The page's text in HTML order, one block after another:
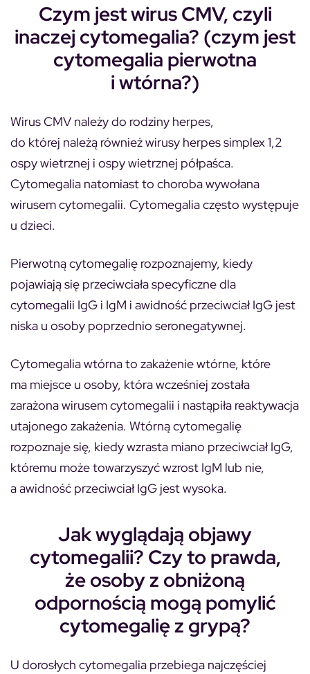
Czym jest wirus CMV, czyli
inaczej cytomegalia? (czym jest
cytomegalia pierwotna
i wtórna?)
Wirus CMV należy do rodziny herpes,
do której należą również wirusy herpes simplex 1,2
ospy wietrznej i ospy wietrznej półpaśca.
Cytomegalia natomiast to choroba wywołana
wirusem cytomegalii. Cytomegalia często występuje
u dzieci.
Pierwotną cytomegalię rozpoznajemy, kiedy
pojawiają się przeciwciała specyficzne dla
cytomegalii IgG i IgM i awidność przeciwciał IgG jest
niska u osoby poprzednio seronegatywnej.
Cytomegalia wtórna to zakażenie wtórne, które
ma miejsce u osoby, która wcześniej została
zarażona wirusem cytomegalii i nastąpiła reaktywacja
utajonego zakażenia. Wtórną cytomegalię
rozpoznaje się, kiedy wzrasta miano przeciwciał IgG,
któremu może towarzyszyć wzrost IgM lub nie,
a awidność przeciwciał IgG jest wysoka.
Jak wyglądają objawy
cytomegalii? Czy to prawda,
że osoby z obniżoną
odpornością mogą pomylić
cytomegalię z grypą?
U dorosłych cytomegalia przebiega najczęściej